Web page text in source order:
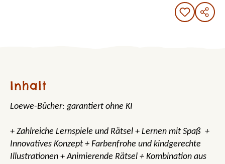
Inhalt
Loewe-Bücher: garantiert ohne KI
+ Zahlreiche Lernspiele und Rätsel + Lernen mit Spaß +
Innovatives Konzept + Farbenfrohe und kindgerechte
Illustrationen + Animierende Rätsel + Kombination aus